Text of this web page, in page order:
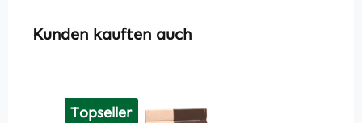
Produktgalerie überspringen
Kunden kauften auch
Topseller